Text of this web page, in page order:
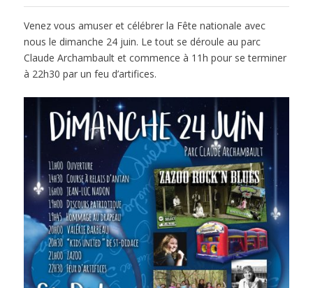
Venez vous amuser et célébrer la Fête nationale avec
nous le dimanche 24 juin. Le tout se déroule au parc
Claude Archambault et commence à 11h pour se terminer
à 22h30 par un feu d’artifices.